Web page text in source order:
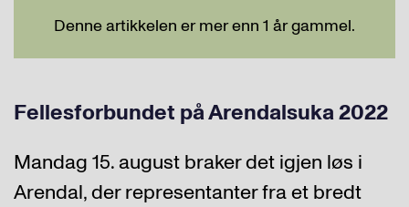
Denne artikkelen er mer enn 1 år gammel.
Fellesforbundet på Arendalsuka 2022
Mandag 15. august braker det igjen løs i
Arendal, der representanter fra et bredt